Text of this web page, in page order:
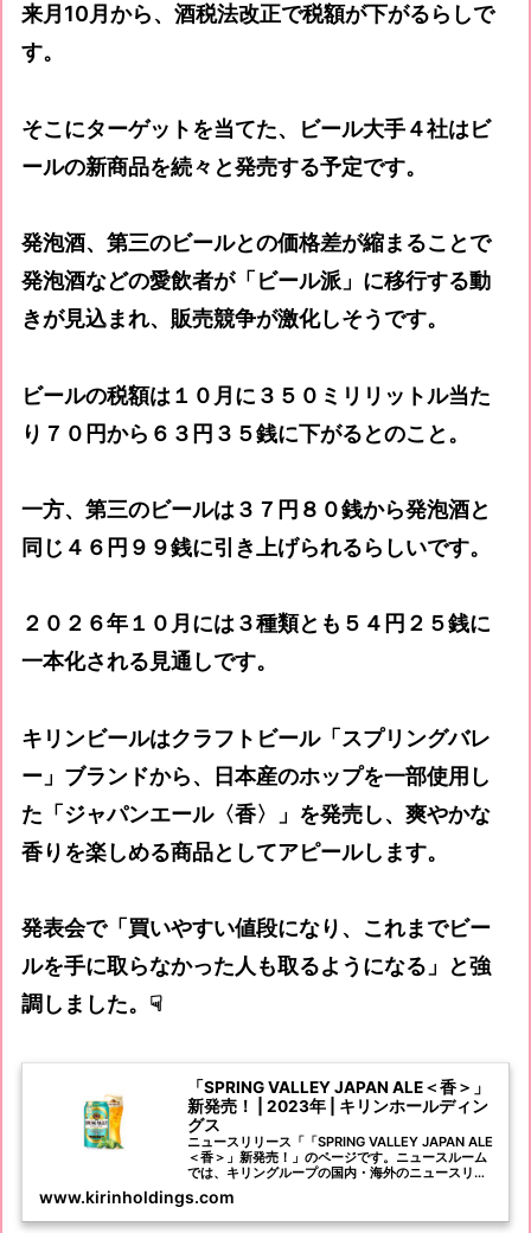
来月10月から、酒税法改正で税額が下がるらしで
す。
そこにターゲットを当てた、ビール大手４社はビ
ールの新商品を続々と発売する予定です。
発泡酒、第三のビールとの価格差が縮まることで
発泡酒などの愛飲者が「ビール派」に移行する動
きが見込まれ、販売競争が激化しそうです。
ビールの税額は１０月に３５０ミリリットル当た
り７０円から６３円３５銭に下がるとのこと。
一方、第三のビールは３７円８０銭から発泡酒と
同じ４６円９９銭に引き上げられるらしいです。
２０２６年１０月には３種類とも５４円２５銭に
一本化される見通しです。
キリンビールはクラフトビール「スプリングバレ
ー」ブランドから、日本産のホップを一部使用し
た「ジャパンエール〈香〉」を発売し、爽やかな
香りを楽しめる商品としてアピールします。
発表会で「買いやすい値段になり、これまでビー
ルを手に取らなかった人も取るようになる」と強
調しました。☟
「SPRING VALLEY JAPAN ALE＜香＞」
新発売！ | 2023年 | キリンホールディン
グス
ニュースリリース「「SPRING VALLEY JAPAN ALE
＜香＞」新発売！」のページです。ニュースルーム
では、キリングループの国内・海外のニュースリリ
す。
www.kirinholdings.com